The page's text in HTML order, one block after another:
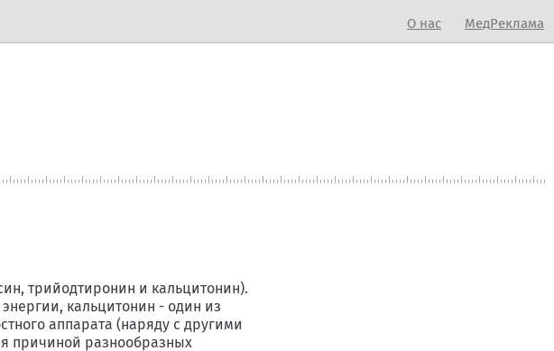
О нас МедРеклама
трийодтиронин и кальцитонин).
кальцитонин - один из
аппарата (наряду с другими
причиной разнообразных